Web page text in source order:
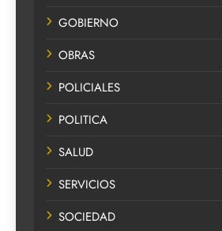
GOBIERNO
OBRAS
POLICIALES
POLITICA
SALUD
SERVICIOS
SOCIEDAD